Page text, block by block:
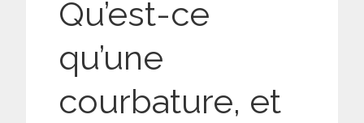
Qu’est-ce
qu’une
courbature, et